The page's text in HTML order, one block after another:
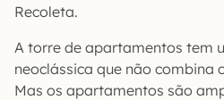
Recoleta.
A torre de apartamentos tem
neoclássica que não combina
Mas os apartamentos são